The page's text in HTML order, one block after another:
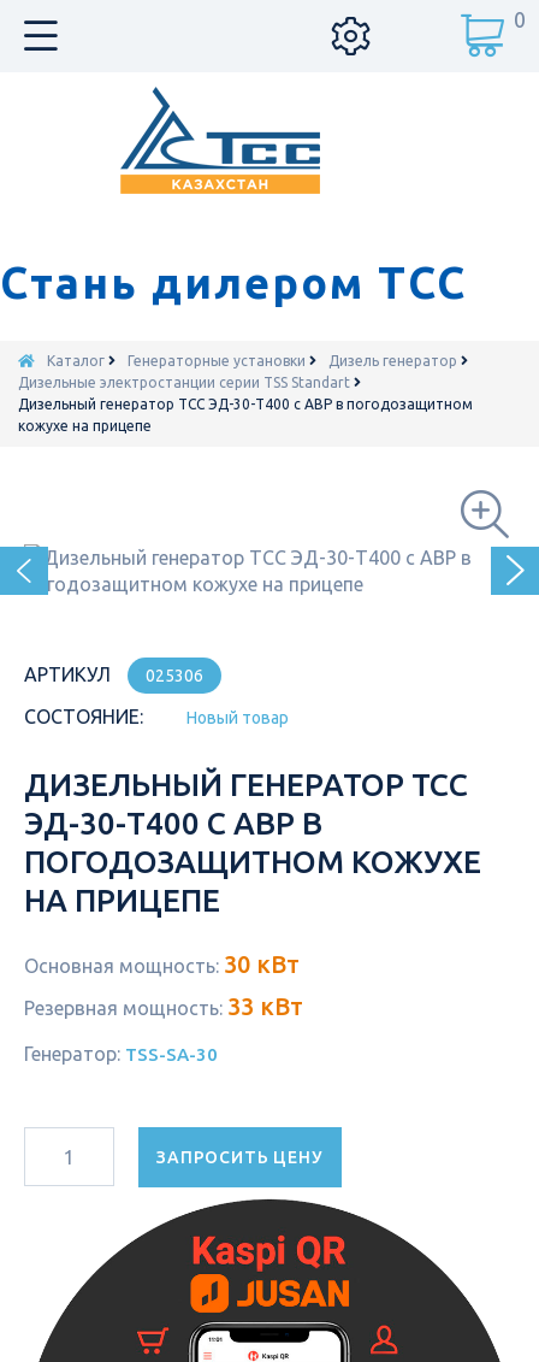
Стань дилером ТСС
0
Каталог Генераторные установки
Дизель генератор
Дизельные электростанции серии TSS Standart
Дизельный генератор ТСС ЭД-30-Т400 с АВР в погодозащитном
кожухе на прицепе
АРТИКУЛ 025306
СОСТОЯНИЕ: Новый товар
ДИЗЕЛЬНЫЙ ГЕНЕРАТОР ТСС
ЭД-30-Т400 С АВР В
ПОГОДОЗАЩИТНОМ КОЖУХЕ
НА ПРИЦЕПЕ
Основная мощность: 30 кВт
Резервная мощность: 33 кВт
Генератор: TSS-SA-30
ЗАПРОСИТЬ ЦЕНУ